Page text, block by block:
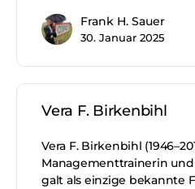
Frank H. Sauer
30. Januar 2025
Vera F. Birkenbihl
Vera F. Birkenbihl
Managementtrainerin
galt als einzige bekannte